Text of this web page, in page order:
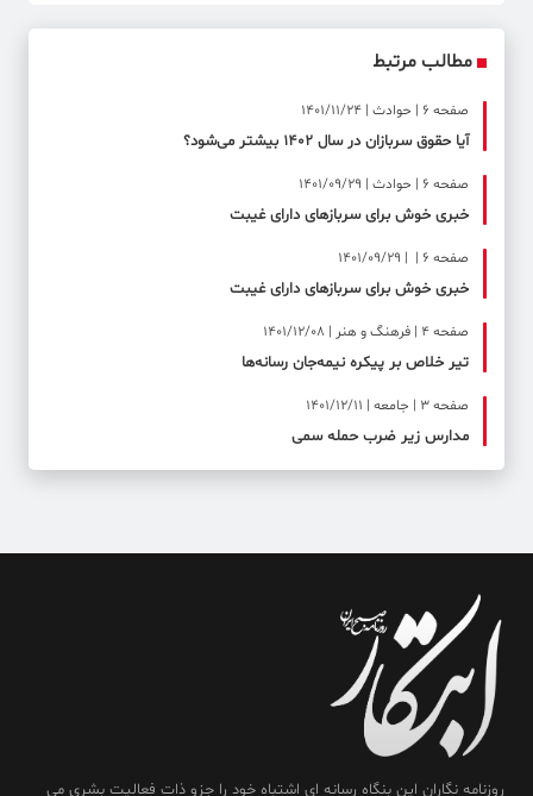
مطالب مرتبط
صفحه ۶ | حوادث | 1401/11/24
آیا حقوق سربازان در سال ۱۴۰۲ بیشتر می‌شود؟
صفحه ۶ | حوادث | 1401/09/29
خبری خوش برای سربازهای دارای غیبت
صفحه ۶ | | 1401/09/29
خبری خوش برای سربازهای دارای غیبت
صفحه ۴ | فرهنگ و هنر | 1401/12/08
تیر خلاص بر پیکره نیمه‌جان رسانه‌ها
صفحه ۳ | جامعه | 1401/12/11
مدارس زیر ضرب حمله سمی
روزنامه نگاران این بنگاه رسانه ای اشتباه خود را جزو ذات فعالیت بشری می